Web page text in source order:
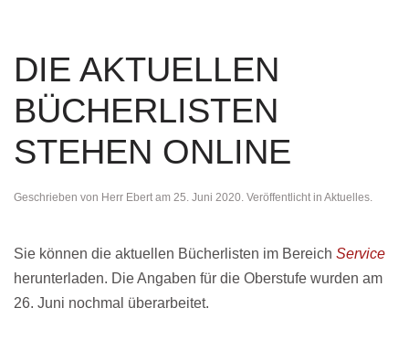
DIE AKTUELLEN
BÜCHERLISTEN
STEHEN ONLINE
Geschrieben von Herr Ebertam 25. Juni 2020. Veröffentlicht in Aktuelles.
Sie können die aktuellen Bücherlisten im Bereich Service
herunterladen. Die Angaben für die Oberstufe wurden am
26. Juni nochmal überarbeitet.